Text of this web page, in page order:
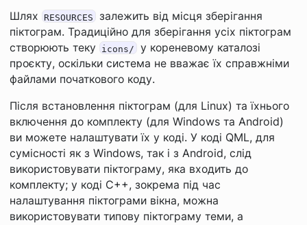
Шлях RESOURCES
залежить від місця зберігання
піктограм. Традиційно для зберігання усіх піктограм
створюють теку
icons/
у кореневому каталозі
проєкту, оскільки система не вважає їх справжніми
файлами початкового коду.
Після встановлення піктограм (для Linux) та їхнього
включення до комплекту (для Windows та Android)
ви можете налаштувати їх у коді. У коді QML, для
сумісності як з Windows, так і з Android, слід
використовувати піктограму, яка входить до
комплекту; у коді C++, зокрема під час
налаштування піктограми вікна, можна
використовувати типову піктограму теми, а